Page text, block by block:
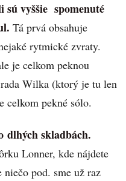
sú vyššie spomenuté
Tá prvá obsahuje
rytmické zvraty.
je celkom peknou
Wilka (ktorý je tu len
celkom pekné sólo.
dlhých skladbách.
Lonner, kde nájdete
pod. sme už raz